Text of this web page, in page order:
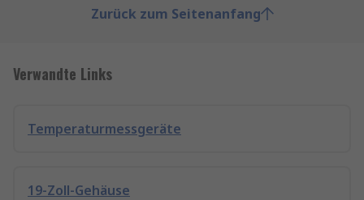
Zurück zum Seitenanfang
Verwandte Links
Temperaturmessgeräte
19-Zoll-Gehäuse